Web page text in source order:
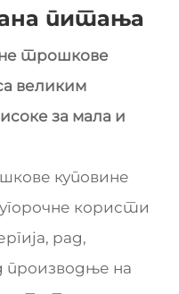
питања
трошкове
великим
за мала и
куповине
користи
рад,
производње на